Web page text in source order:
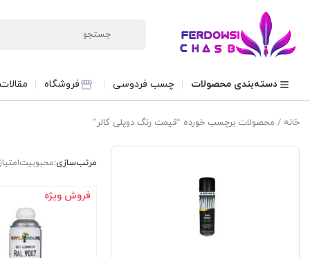
دسته‌بندی محصولات چسب فردوسی فروشگاه مقالات
خانه / محصولات برچسب خورده “قیمت رنگ دوپلی کالر”
مرتب‌سازی:محبوبیت
فروش ویژه